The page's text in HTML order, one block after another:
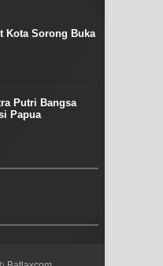
Kota Sorong Buka
Putri Bangsa
Papua